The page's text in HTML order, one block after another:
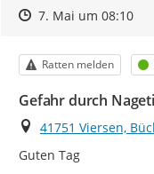
Zeitpunkt des
Zeitpunkt des
7. Mai um 08:10Zur
Kategorie
Ratten melden
Gefahr durch
Ort
41751 Viersen,
Guten Tag